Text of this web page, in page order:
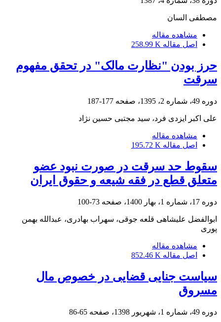
مصطفی السان
مشاهده مقاله
اصل مقاله 258.99 K
حرز بودن "نظارت مالک" در تحقق مفهوم
سرقت
دوره 49، شماره 2، 1395، صفحه 177-187
علی اکبر ایزدی فرد، سید مجتبی حسین نژاد
مشاهده مقاله
اصل مقاله 195.72 K
سقوط حد سرقت در صورت نبود عضو
متعلق قطع در فقه شیعه و حقوق ایران
دوره 17، شماره 1، بهار 1400، صفحه 73-100
ابوالفضل علیشاهی قلعه جوقی، سهراب بهادری، عبدالله بهمن
پوری
مشاهده مقاله
اصل مقاله 852.46 K
سیاست جنایی قضایی در خصوص مال
مسروق
دوره 49، شماره 1، شهریور 1398، صفحه 65-86